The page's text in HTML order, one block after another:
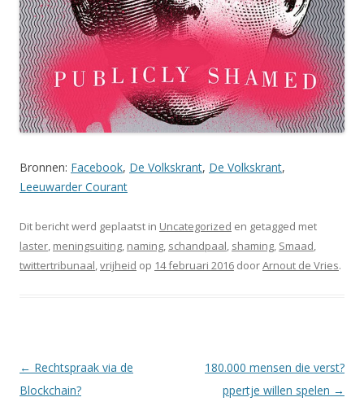
Bronnen: Facebook, De Volkskrant, De Volkskrant,
Leeuwarder Courant
Dit bericht werd geplaatst in Uncategorized en getagged met
laster, meningsuiting, naming, schandpaal, shaming, Smaad,
twittertribunaal,vrijheid op 14 februari 2016 doorArnout de Vries.
Berichtnavigatie
← Rechtspraak via de
Blockchain?
180.000 mensen die verst?
ppertje willen spelen →